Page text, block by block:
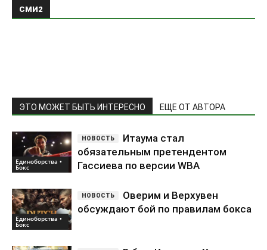
Единоборства •
Бокс
обсуждают бой по правилам бокса
Единоборства •
Бокс
В бою Итаума — Хргович
разыграют титул IBF